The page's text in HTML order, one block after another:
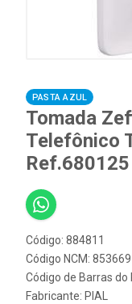
PASTA AZUL
Tomada
Telefônico
Código: 884811
Código NCM:
Código de Barras
Fabricante: PIAL